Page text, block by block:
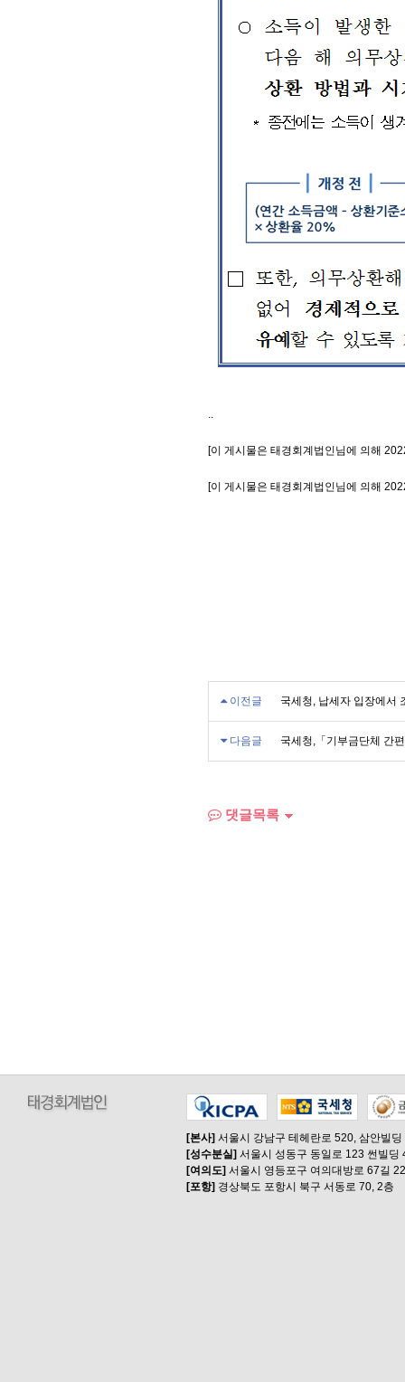
..
[이 게시물은 태경회계법인님에 의해
[이 게시물은 태경회계법인님에 의해
이전글 국세청, 납세자 입장에서
다음글 국세청,「기부금단체 간
댓글목록
[본사] 서울시 강남구 테헤란로 520, 삼안빌딩
[성수분실] 서울시 성동구 동일로 123 썬빌딩
[여의도] 서울시 영등포구 여의대방로 67길
[포항] 경상북도 포항시 북구 서동로 70, 2층